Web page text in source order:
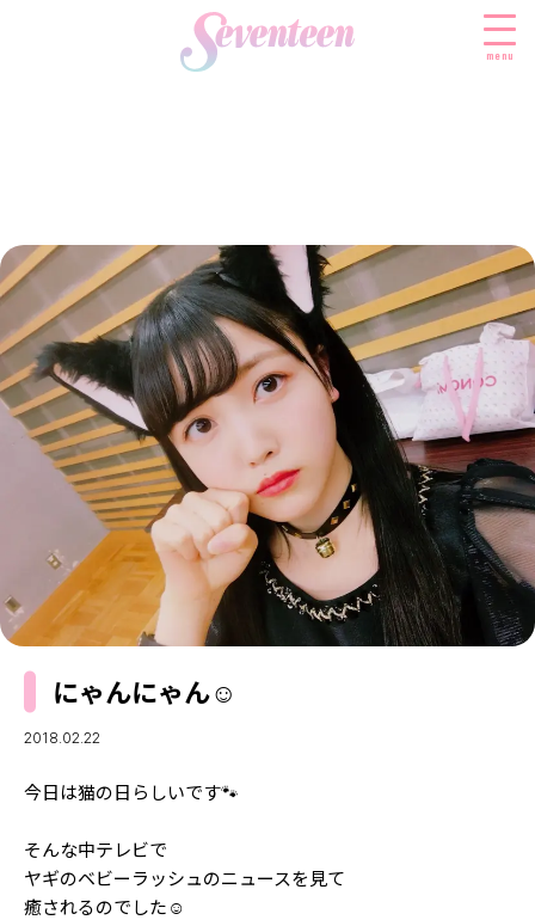
menu
FASHION
ファッションニュース
モデル私服
着回し
着痩せ
BEAUTY
ビューティニュース
トレンドメイク
ベストコスメ
ヘアアレンジ・ヘアケア
スキンケア
ボディケア
SCHOOL
スクールニュース
制服コーデ
学校ヘアメイク
勉強・受験・進路
ENTERTAINMENT
エンタメニュース
なにわ男子
K-POP
LIFESTYLE
ライフスタイルニュース
JKランキング・アワード
モデルの購入品
おでかけ
お悩み相談
JK TREND
JKトレンドニュース
MODELS
MODEL'S BLOG
TikTok
Instagram
YouTube
FORTUNE
MISS SEVENTEEN
ミスセブンティーンニュース
MAGAZINE
にゃんにゃん☺️︎
2018.02.22
今日は猫の日らしいです🐾
そんな中テレビで
ヤギのベビーラッシュのニュースを見て
癒されるのでした☺️︎